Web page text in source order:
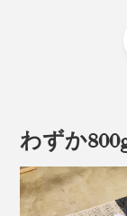
しかも、ドレ
た空気を、た
カホカ。
わずか